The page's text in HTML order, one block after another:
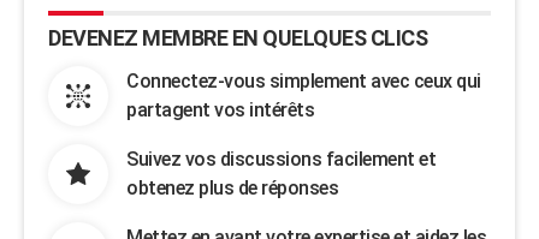
DEVENEZ MEMBRE EN QUELQUES CLICS
Connectez-vous simplement avec ceux qui
partagent vos intérêts
Suivez vos discussions facilement et
obtenez plus de réponses